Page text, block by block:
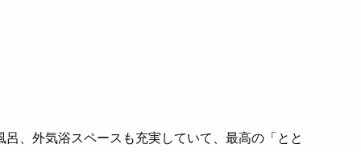
、外気浴スペースも充実していて、最高の「とと